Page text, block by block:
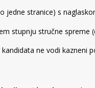
jedne stranice) s
stupnju stručne spreme
ne vodi kazneni